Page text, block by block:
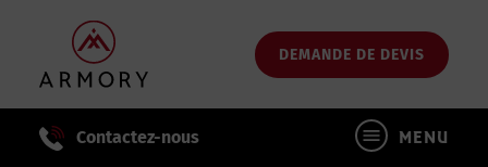
contenu
principal
Contactez-nous
DEMANDE DE DEVIS
MENU